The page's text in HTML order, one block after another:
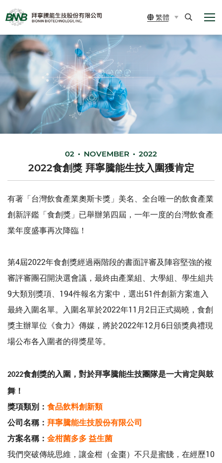
拜
寧
騰
能
生
股
份
有
限
公
司
繁體
搜
展
02 NOVEMBER 2022
2022食創獎 拜寧騰能生技入圍獲肯定
有著「台灣飲食產業奧斯卡獎」美名、全台唯一的飲食產業
創新評鑑「食創獎」已舉辦第四屆，一年一度的台灣飲食產
業年度盛事再次降臨！
第4屆2022年食創獎經過兩階段的書面評審及陣容堅強的複
審評審團召開決選會議，最終由產業組、大學組、學生組共
9大類別獎項、194件報名方案中，選出51件創新方案進入
最終入圍名單。入圍名單於2022年11月2日正式揭曉，食創
獎主辦單位《食力》傳媒，將於2022年12月6日頒獎典禮現
場公布各入圍者的得獎星等。
2022食創獎的入圍，對於拜寧騰能生技團隊是一大肯定與鼓
舞！
獎項類別： 食品飲料創新類
公司名稱： 拜寧騰能生技股份有限公司
方案名稱： 金柑菌多多 益生菌
我們突破傳統思維，讓金柑（金棗）不只是蜜餞，在經歷10